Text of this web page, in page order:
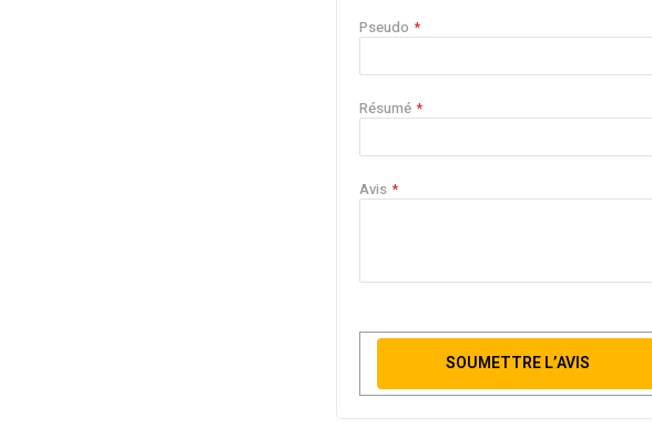
Pseudo
Résumé
Avis
SOUMETTRE L’AVIS